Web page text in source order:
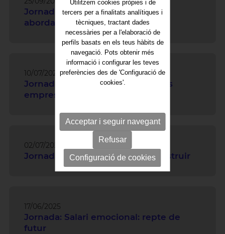
Jornada: Protocols per prevenir i
abordar l'assetjament sexual
10/07/2025
Jornada: Reptes laborals per a les
empreses
02/07/2025
Jornada: Comunicació per a construir
17/06/2025
Jornada: Salari emocional: repte de
futur
Utilitzem cookies pròpies i de
tercers per a finalitats analítiques i
tècniques, tractant dades
necessàries per a l'elaboració de
perfils basats en els teus hàbits de
navegació. Pots obtenir més
informació i configurar les teves
preferències des de 'Configuració de
cookies'.
Acceptar i seguir navegant
Refusar
Configuració de cookies